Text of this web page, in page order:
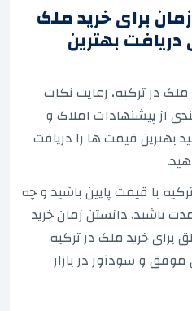
برای خرید ملک
دریافت بهترین
ملک در ترکیه، رعایت نکات
از پیشنهادات املاک و
بهترین قیمت ها را دریافت
با قیمت پایین باشید و چه
باشید، دانستن زمان خرید
برای خرید ملک در ترکیه
و سودآور در بازار